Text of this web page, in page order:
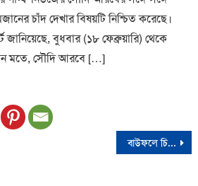
চাঁদ দেখার বিষয়টি নিশ্চিত করেছে।
জানিয়েছে, বুধবার (১৮ ফেব্রুয়ারি) থেকে
মতে, সৌদি আরবে […]
বাউফলে চিতাবাঘ সদৃশ প্রাণী, আতঙ্কে এলাকাবাসী